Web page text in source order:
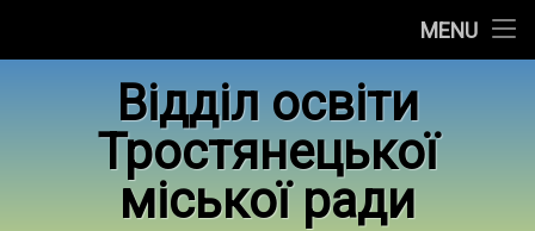
MENU
Контакти
Фотогалерея
Відділ освіти
Тростянецької
міської ради